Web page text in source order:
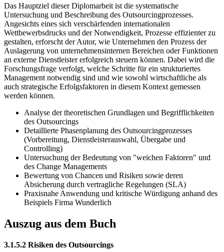
Das Hauptziel dieser Diplomarbeit ist die systematische
Untersuchung und Beschreibung des Outsourcingprozesses.
Angesichts eines sich verschärfenden internationalen
Wettbewerbsdrucks und der Notwendigkeit, Prozesse effizienter zu
gestalten, erforscht der Autor, wie Unternehmen den Prozess der
Auslagerung von unternehmensinternen Bereichen oder Funktionen
an externe Dienstleister erfolgreich steuern können. Dabei wird die
Forschungsfrage verfolgt, welche Schritte für ein strukturiertes
Management notwendig sind und wie sowohl wirtschaftliche als
auch strategische Erfolgsfaktoren in diesem Kontext gemessen
werden können.
Analyse der theoretischen Grundlagen und Begrifflichkeiten
des Outsourcings
Detaillierte Phasenplanung des Outsourcingprozesses
(Vorbereitung, Dienstleisterauswahl, Übergabe und
Controlling)
Untersuchung der Bedeutung von "weichen Faktoren" und
des Change Managements
Bewertung von Chancen und Risiken sowie deren
Absicherung durch vertragliche Regelungen (SLA)
Praxisnahe Anwendung und kritische Würdigung anhand des
Beispiels Firma Wunderlich
Auszug aus dem Buch
3.1.5.2 Risiken des Outsourcings